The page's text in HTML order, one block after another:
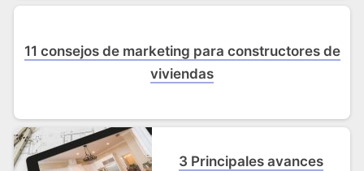
11 consejos de marketing para constructores de
viviendas
3 Principales avances